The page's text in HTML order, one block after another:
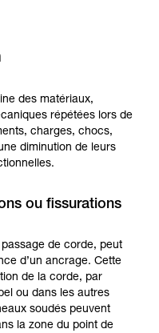
des matériaux,
répétées lors de
charges, chocs,
diminution de leurs
ou fissurations
de corde, peut
d’un ancrage. Cette
de la corde, par
ou dans les autres
soudés peuvent
la zone du point de